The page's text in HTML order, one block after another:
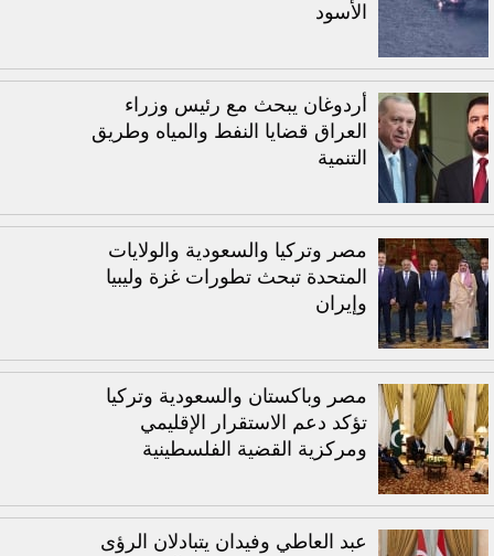
الأسود
أردوغان يبحث مع رئيس وزراء
العراق قضايا النفط والمياه وطريق
التنمية
مصر وتركيا والسعودية والولايات
المتحدة تبحث تطورات غزة وليبيا
وإيران
مصر وباكستان والسعودية وتركيا
تؤكد دعم الاستقرار الإقليمي
ومركزية القضية الفلسطينية
عبد العاطي وفيدان يتبادلان الرؤى